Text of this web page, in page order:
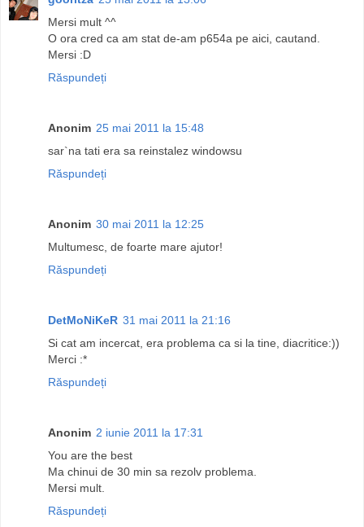
Mersi mult ^^
O ora cred ca am stat de-am p654a pe aici, cautand.
Mersi :D
Răspundeți
Anonim 25 mai 2011 la 15:48
sar`na tati era sa reinstalez windowsu
Răspundeți
Anonim 30 mai 2011 la 12:25
Multumesc, de foarte mare ajutor!
Răspundeți
DetMoNiKeR 31 mai 2011 la 21:16
Si cat am incercat, era problema ca si la tine, diacritice:))
Merci :*
Răspundeți
Anonim 2 iunie 2011 la 17:31
You are the best
Ma chinui de 30 min sa rezolv problema.
Mersi mult.
Răspundeți